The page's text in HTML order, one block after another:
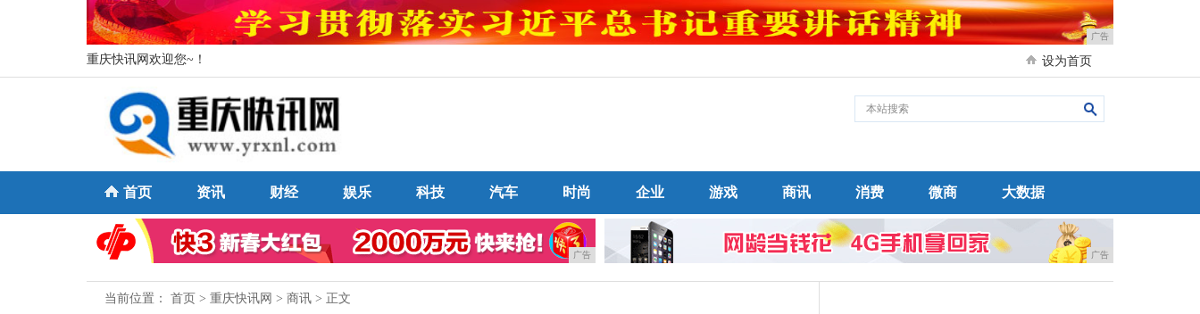
广告
重庆快讯网欢迎您~！ 设为首页
首页 资讯 财经 娱乐 科技 汽车 时尚 企业 游戏 商讯 消费 微商 大数据
广告 广告
当前位置： 首页 > 重庆快讯网 > 商讯 > 正文